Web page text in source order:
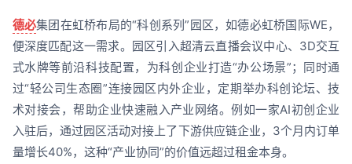
德必集团在虹桥布局的“科创系列”园区，如德必虹桥国际WE，
便深度匹配这一需求。园区引入超清云直播会议中心、3D交互
式水牌等前沿科技配置，为科创企业打造“办公场景”；同时通
过“轻公司生态圈”连接园区内外企业，定期举办科创论坛、技
术对接会，帮助企业快速融入产业网络。例如一家AI初创企业
入驻后，通过园区活动对接上了下游供应链企业，3个月内订单
量增长40%，这种“产业协同”的价值远超过租金本身。